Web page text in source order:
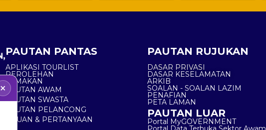
PAUTAN PANTAS
APLIKASI TOURLIST
PEROLEHAN
SEMAKAN
PAUTAN AWAM
PAUTAN SWASTA
PAUTAN PELANCONG
ADUAN & PERTANYAAN
PAUTAN RUJUKAN
DASAR PRIVASI
DASAR KESELAMATAN
ARKIB
SOALAN - SOALAN LAZIM
PENAFIAN
PETA LAMAN
PAUTAN LUAR
Portal MyGOVERNMENT
×